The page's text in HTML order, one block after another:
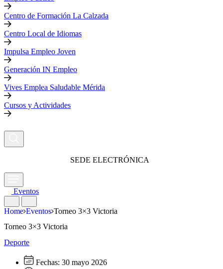
Centro de Formación La Calzada
Centro Local de Idiomas
Impulsa Empleo Joven
Generación IN Empleo
Vives Emplea Saludable Mérida
Cursos y Actividades
SEDE ELECTRÓNICA
Eventos
Home Eventos Torneo 3×3 Victoria
Torneo 3×3 Victoria
Deporte
Fechas: 30 mayo 2026